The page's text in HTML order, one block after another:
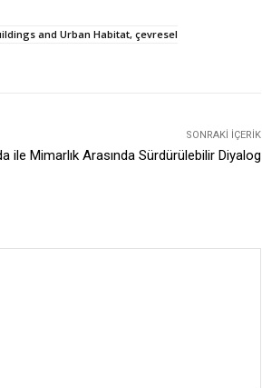
and Urban Habitat, çevresel
SONRAKI İÇERIK
ile Mimarlık Arasında Sürdürülebilir Diyalog